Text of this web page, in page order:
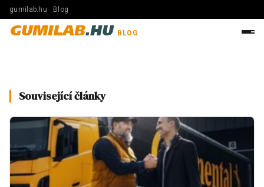
gumilab.hu · Blog
GUMILAB.HU BLOG
Související články